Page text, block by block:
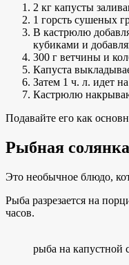
2 кг капусты
1 горсть сушеных
В кастрюлю
кубиками и
300 г ветчины и
Капуста
Затем 1 ч. л. идет
Кастрюлю
Подавайте его как
Рыбная солянка
Это необычное блюдо,
Рыба разрезается на
часов.
рыба на капустной